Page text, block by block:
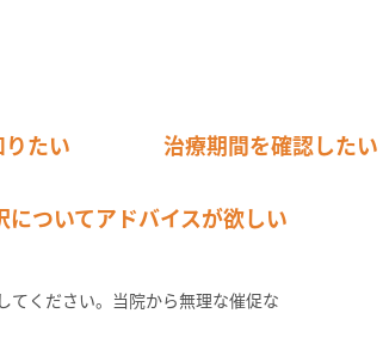
たい 治療期間を確認したい
についてアドバイスが欲しい
てください。当院から無理な催促な